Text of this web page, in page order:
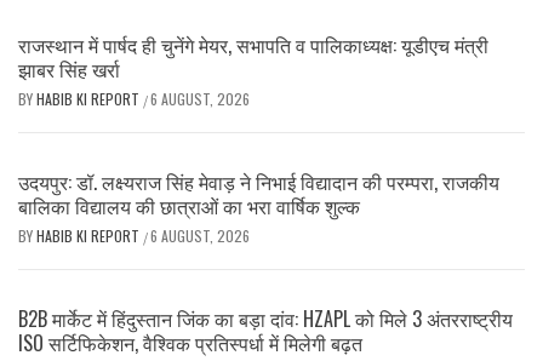
राजस्थान में पार्षद ही चुनेंगे मेयर, सभापति व पालिकाध्यक्ष: यूडीएच मंत्री
झाबर सिंह खर्रा
BYHABIB KI REPORT /6 AUGUST, 2026
उदयपुर: डॉ. लक्ष्यराज सिंह मेवाड़ ने निभाई विद्यादान की परम्परा, राजकीय
बालिका विद्यालय की छात्राओं का भरा वार्षिक शुल्क
BYHABIB KI REPORT /6 AUGUST, 2026
B2B मार्केट में हिंदुस्तान जिंक का बड़ा दांव: HZAPL को मिले 3 अंतरराष्ट्रीय
ISO सर्टिफिकेशन, वैश्विक प्रतिस्पर्धा में मिलेगी बढ़त